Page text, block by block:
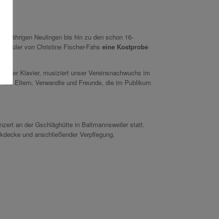
5-jährigen Neulingen bis hin zu den schon 16-
Schüler von Christine Fischer-Fahseine Kostprobe
oder Klavier, musiziert unser Vereinsnachwuchs im
Eltern, Verwandte und Freunde, die im Publikum
an der Gschläghütte in Baltmannsweiler statt.
und anschließender Verpflegung.